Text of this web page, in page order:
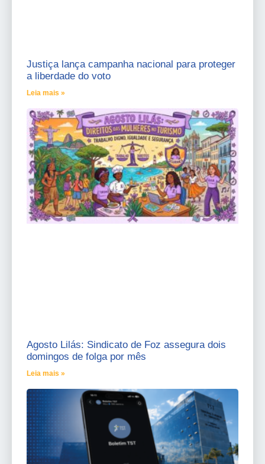
Justiça lança campanha nacional para proteger
a liberdade do voto
Leia mais »
Agosto Lilás: Sindicato de Foz assegura dois
domingos de folga por mês
Leia mais »